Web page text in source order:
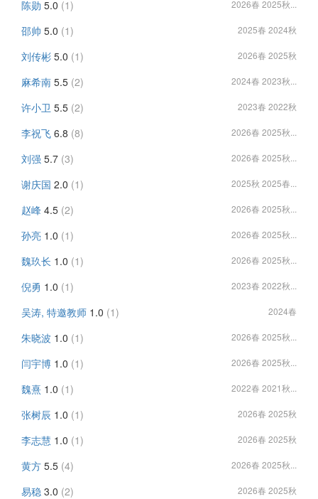
陈勋 5.0 (1) 2026春 2025秋...
邵帅 5.0 (1) 2025春 2024秋
刘传彬 5.0 (1) 2026春 2025秋
麻希南 5.5 (2) 2024春 2023秋...
许小卫 5.5 (2) 2023春 2022秋
李祝飞 6.8 (8) 2026春 2025秋...
刘强 5.7 (3) 2026春 2025秋...
谢庆国 2.0 (1) 2025秋 2025春...
赵峰 4.5 (2) 2026春 2025秋...
孙亮 1.0 (1) 2026春 2025秋...
魏玖长 1.0 (1) 2026春 2025秋...
倪勇 1.0 (1) 2023春 2022秋...
吴涛, 特邀教师 1.0 (1) 2024春
朱晓波 1.0 (1) 2026春 2025秋...
闫宇博 1.0 (1) 2026春 2025秋...
魏熹 1.0 (1) 2022春 2021秋...
张树辰 1.0 (1) 2026春 2025秋
李志慧 1.0 (1) 2026春 2025秋
黄方 5.5 (4) 2026春 2025秋...
易稳 3.0 (2) 2026春 2025秋